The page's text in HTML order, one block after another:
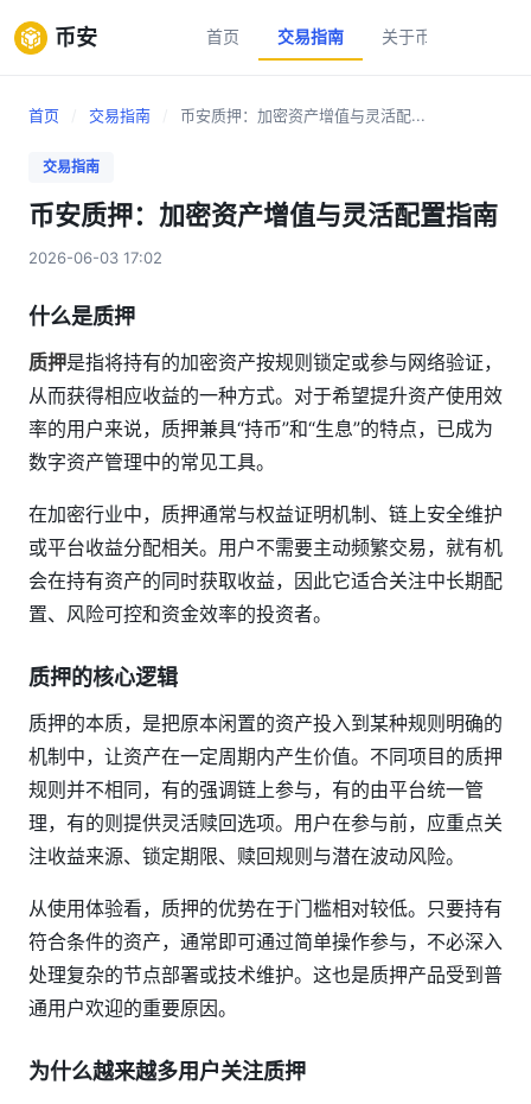
币安 首页 交易指南 关于币安
首页 交易指南 币安质押：加密资产增值与灵活配...
交易指南
币安质押：加密资产增值与灵活配置指南
2026-06-03 17:02
什么是质押
质押是指将持有的加密资产按规则锁定或参与网络验证，
从而获得相应收益的一种方式。对于希望提升资产使用效
率的用户来说，质押兼具“持币”和“生息”的特点，已成为
数字资产管理中的常见工具。
在加密行业中，质押通常与权益证明机制、链上安全维护
或平台收益分配相关。用户不需要主动频繁交易，就有机
会在持有资产的同时获取收益，因此它适合关注中长期配
置、风险可控和资金效率的投资者。
质押的核心逻辑
质押的本质，是把原本闲置的资产投入到某种规则明确的
机制中，让资产在一定周期内产生价值。不同项目的质押
规则并不相同，有的强调链上参与，有的由平台统一管
理，有的则提供灵活赎回选项。用户在参与前，应重点关
注收益来源、锁定期限、赎回规则与潜在波动风险。
从使用体验看，质押的优势在于门槛相对较低。只要持有
符合条件的资产，通常即可通过简单操作参与，不必深入
处理复杂的节点部署或技术维护。这也是质押产品受到普
通用户欢迎的重要原因。
为什么越来越多用户关注质押